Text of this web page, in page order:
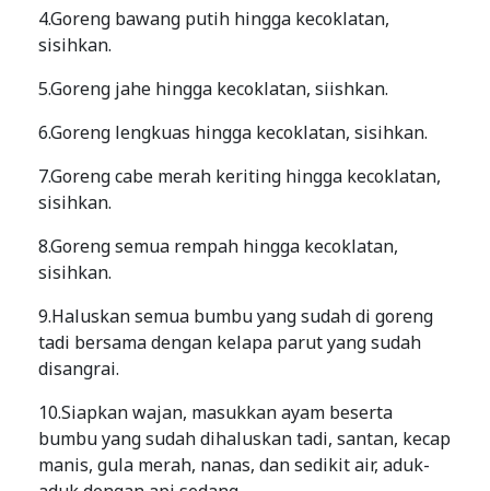
4.Goreng bawang putih hingga kecoklatan,
sisihkan.
5.Goreng jahe hingga kecoklatan, siishkan.
6.Goreng lengkuas hingga kecoklatan, sisihkan.
7.Goreng cabe merah keriting hingga kecoklatan,
sisihkan.
8.Goreng semua rempah hingga kecoklatan,
sisihkan.
9.Haluskan semua bumbu yang sudah di goreng
tadi bersama dengan kelapa parut yang sudah
disangrai.
10.Siapkan wajan, masukkan ayam beserta
bumbu yang sudah dihaluskan tadi, santan, kecap
manis, gula merah, nanas, dan sedikit air, aduk-